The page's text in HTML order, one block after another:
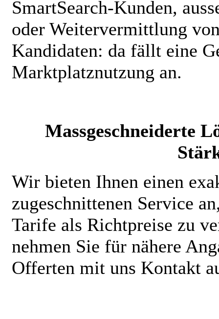
SmartSearch-Kunden,
oder Weitervermittlung
Kandidaten: da fällt eine
Marktplatznutzung an.
Massgeschneiderte
Wir bieten Ihnen einen
zugeschnittenen Service
Tarife als Richtpreise zu
nehmen Sie für nähere
Offerten mit uns Kontakt